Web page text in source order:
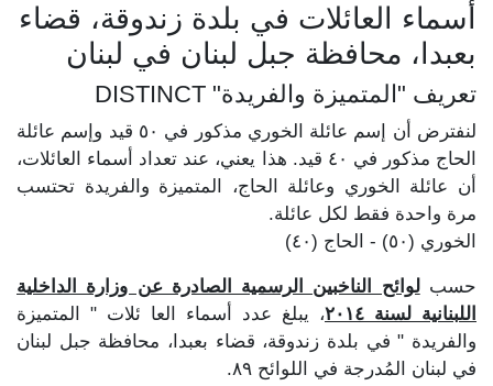
أسماء العائلات في بلدة زندوقة، قضاء
بعبدا، محافظة جبل لبنان في لبنان
تعريف "المتميزة والفريدة" DISTINCT
لنفترض أن إسم عائلة الخوري مذكور في ٥٠ قيد وإسم عائلة
الحاج مذكور في ٤٠ قيد. هذا يعني، عند تعداد أسماء العائلات،
أن عائلة الخوري وعائلة الحاج، المتميزة والفريدة تحتسب
مرة واحدة فقط لكل عائلة.
الخوري (٥٠) - الحاج (٤٠)
حسبلوائح الناخبين الرسمية الصادرة عن وزارة الداخلية
اللبنانية لسنة ٢٠١٤
، يبلغ عدد أسماء العا ئلات " المتميزة
والفريدة " في بلدة زندوقة، قضاء بعبدا، محافظة جبل لبنان
في لبنان المُدرجة في اللوائح ٨٩.